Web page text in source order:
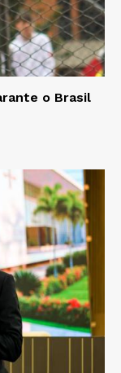
o Brasil